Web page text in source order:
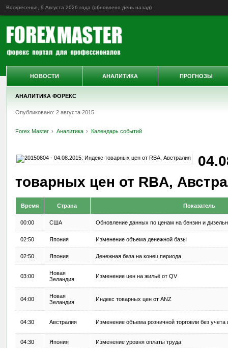
Воскресенье, 9 Августа 2026 года (обновлено день назад)
АНАЛИТИКА ФОРЕКС
Опубликовано: 2 августа 2015
Forex Master Аналитика Календарь событий
товарных цен от RBA,
Время Страна Показатель
00:00 США Обновление данных по ценам на бензин и
02:50 Япония Изменение объема денежной базы
02:50 Япония Денежная база на конец периода
03:00
Новая
Зеландия
Изменение цен на жильё от QV
04:00
Новая
Зеландия
Индекс товарных цен от ANZ
04:30 Австралия Изменение объема розничной торговли без учета
04:30 Япония Изменение уровня оплаты труда
НОВОСТИ АНАЛИТИКА ПРОГНОЗЫ